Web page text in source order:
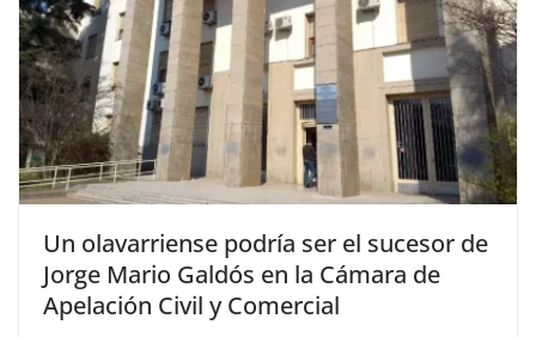
Un olavarriense podría ser el sucesor de
Jorge Mario Galdós en la Cámara de
Apelación Civil y Comercial